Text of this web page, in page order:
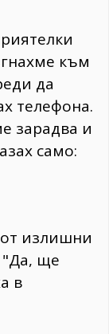
към
да
телефона.
зарадва и
само:
излишни
"Да, ще
в